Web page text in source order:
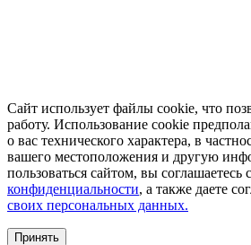
Сайт использует файлы cookie, что
работу. Использование cookie
о вас технического характера, в
вашего местоположения и другую
пользоваться сайтом, вы соглашаетесь с
конфиденциальности, а также даете
своих персональных данных.
Принять